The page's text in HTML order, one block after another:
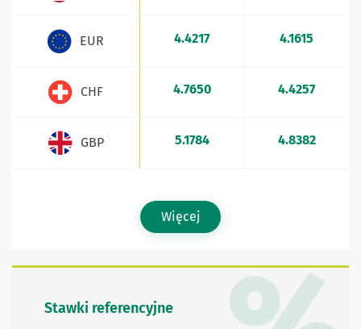
EUR 4.4217 4.1615
CHF 4.7650 4.4257
GBP 5.1784 4.8382
Więcej
Stawki referencyjne